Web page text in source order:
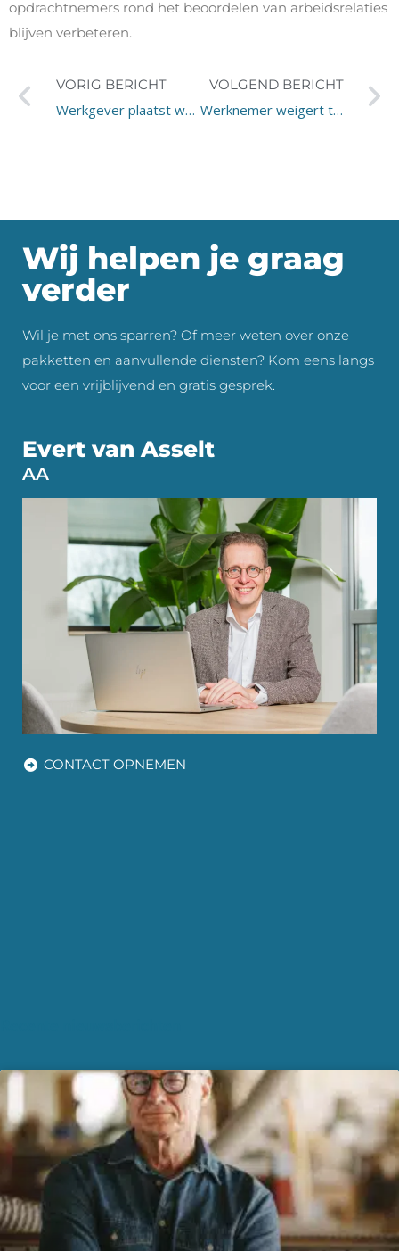
opdrachtnemers rond het beoordelen van arbeidsrelaties
blijven verbeteren.
VORIG BERICHT
Werkgever plaatst werknemer over naar andere vestiging
VOLGEND BERICHT
Werknemer weigert training en wordt ontslagen
Wij helpen je graag
verder
Wil je met ons sparren? Of meer weten over onze
pakketten en aanvullende diensten? Kom eens langs
voor een vrijblijvend en gratis gesprek.
Evert van Asselt
AA
CONTACT OPNEMEN